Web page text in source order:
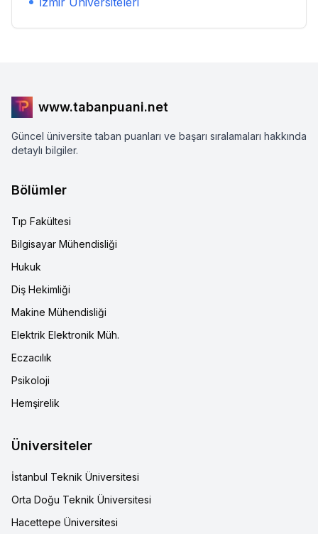
www.tabanpuani.net
Güncel üniversite taban puanları ve başarı sıralamaları hakkında
detaylı bilgiler.
Bölümler
Tıp Fakültesi
Bilgisayar Mühendisliği
Hukuk
Diş Hekimliği
Makine Mühendisliği
Elektrik Elektronik Müh.
Eczacılık
Psikoloji
Hemşirelik
Üniversiteler
İstanbul Teknik Üniversitesi
Orta Doğu Teknik Üniversitesi
Hacettepe Üniversitesi